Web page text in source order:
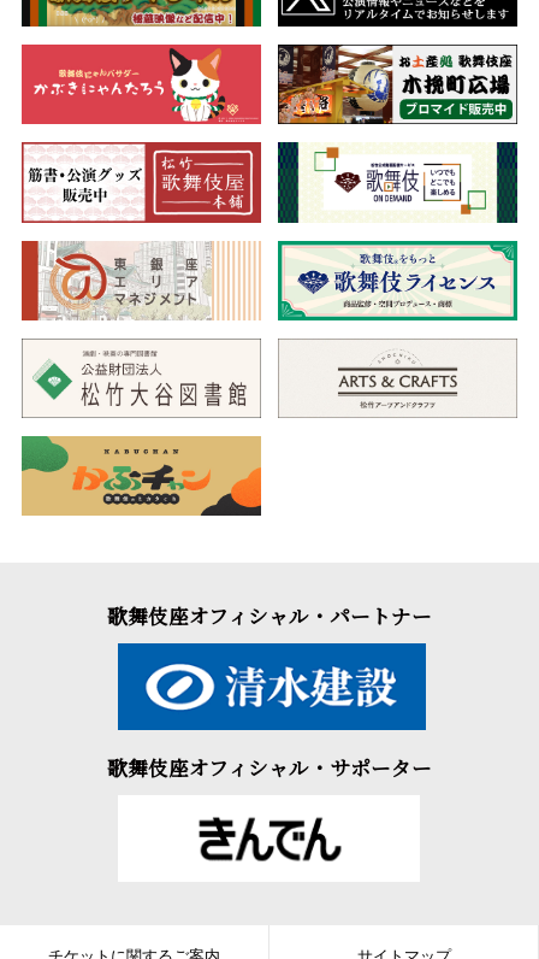
歌舞伎座オフィシャル・パートナー
歌舞伎座オフィシャル・サポーター